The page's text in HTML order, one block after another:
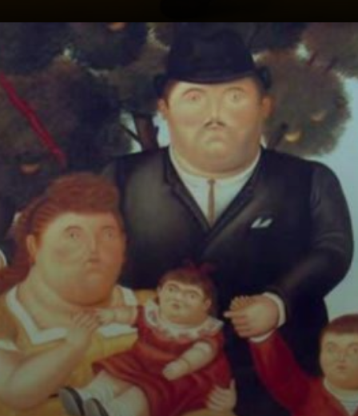
Fernando Botero:
um artista que
não apenas criou,
mas também doou
suas esculturas
para a cidade de